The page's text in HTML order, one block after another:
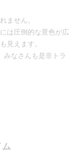
ません。
は圧倒的な景色が広
見えます。
みなさんも是非トラ
ム